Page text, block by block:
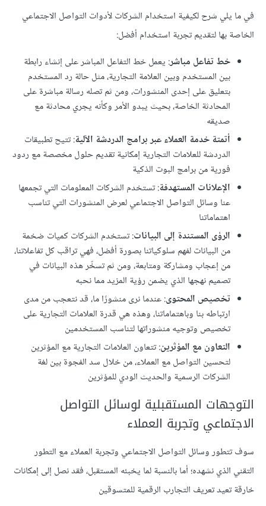
في ما يلي شرح لكيفية استخدام الشركات لأدوات التواصل الاجتماعي
الخاصة بها لتقديم تجربة استخدام أفضل:
خط تفاعل مباشر: يعمل خط التفاعل المباشر على إنشاء رابطة
بين المستخدم وبين العلامة التجارية، مثل حالة رد المستخدم
بتعليق على إحدى المنشورات، ومن ثم تصله رسالة مباشرة على
المحادثة الخاصة، بحيث يبدو الأمر وكأنه يجري محادثة مع
صديقه
أتمتة خدمة العملاء عبر برامج الدردشة الآلية: تتيح تطبيقات
الدردشة للعلامات التجارية إمكانية تقديم حلول مخصصة مع ردود
فورية من برامج البوت الذكية
الإعلانات المستهدفة: تستخدم الشركات المعلومات التي تجمعها
عنا وسائل التواصل الاجتماعي لعرض المنشورات التي تناسب
اهتماماتنا
الرؤى المستندة إلى البيانات: تستخدم الشركات كميات ضخمة
من البيانات لفهم سلوكياتنا بصورة أفضل، فهي تراقب كل تفاعلاتنا،
من إعجاب ومشاركة ومتابعة، ومن ثم تسخّر هذه البيانات في
تصميم نهجها الذي يضمن رؤية المزيد مما نحبه
تخصيص المحتوى: عندما نرى منشورًا ما، قد نتعجب من مدى
ارتباطه بنا وباهتماماتنا، وهذه هي قدرة العلامات التجارية على
تخصيص وتوجيه منشوراتها لتناسب المستخدمين
التعاون مع المؤثرين: تتعاون العلامات التجارية مع المؤثرين
لتحسين التواصل مع العملاء، من خلال سد الفجوة بين لغة
الشركات الرسمية والحديث الودي للمؤثرين
التوجهات المستقبلية لوسائل التواصل
الاجتماعي وتجربة العملاء
سوف تتطور وسائل التواصل الاجتماعي وتجربة العملاء مع التطور
التقني الذي نشهده؛ أما بالنسبة لما يخبئه المستقبل، فقد نصل إلى إمكانات
خارقة تعيد تعريف التجارب الرقمية للمتسوقين